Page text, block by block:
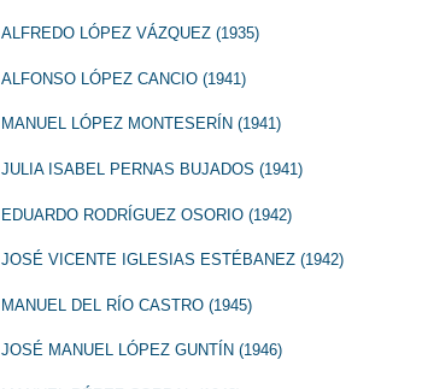
ALFREDO LÓPEZ VÁZQUEZ (1935)
ALFONSO LÓPEZ CANCIO (1941)
MANUEL LÓPEZ MONTESERÍN (1941)
JULIA ISABEL PERNAS BUJADOS (1941)
EDUARDO RODRÍGUEZ OSORIO (1942)
JOSÉ VICENTE IGLESIAS ESTÉBANEZ (1942)
MANUEL DEL RÍO CASTRO (1945)
JOSÉ MANUEL LÓPEZ GUNTÍN (1946)